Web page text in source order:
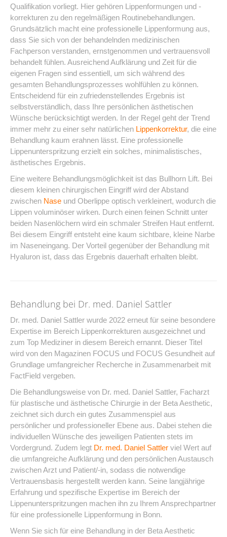
Qualifikation vorliegt. Hier gehören Lippenformungen und -
korrekturen zu den regelmäßigen Routinebehandlungen.
Grundsätzlich macht eine professionelle Lippenformung aus,
dass Sie sich von der behandelnden medizinischen
Fachperson verstanden, ernstgenommen und vertrauensvoll
behandelt fühlen. Ausreichend Aufklärung und Zeit für die
eigenen Fragen sind essentiell, um sich während des
gesamten Behandlungsprozesses wohlfühlen zu können.
Entscheidend für ein zufriedenstellendes Ergebnis ist
selbstverständlich, dass Ihre persönlichen ästhetischen
Wünsche berücksichtigt werden. In der Regel geht der Trend
immer mehr zu einer sehr natürlichen Lippenkorrektur, die eine
Behandlung kaum erahnen lässt. Eine professionelle
Lippenunterspritzung erzielt ein solches, minimalistisches,
ästhetisches Ergebnis.
Eine weitere Behandlungsmöglichkeit ist das Bullhorn Lift. Bei
diesem kleinen chirurgischen Eingriff wird der Abstand
zwischen Nase und Oberlippe optisch verkleinert, wodurch die
Lippen voluminöser wirken. Durch einen feinen Schnitt unter
beiden Nasenlöchern wird ein schmaler Streifen Haut entfernt.
Bei diesem Eingriff entsteht eine kaum sichtbare, kleine Narbe
im Naseneingang. Der Vorteil gegenüber der Behandlung mit
Hyaluron ist, dass das Ergebnis dauerhaft erhalten bleibt.
Behandlung bei Dr. med. Daniel Sattler
Dr. med. Daniel Sattler wurde 2022 erneut für seine besondere
Expertise im Bereich Lippenkorrekturen ausgezeichnet und
zum Top Mediziner in diesem Bereich ernannt. Dieser Titel
wird von den Magazinen FOCUS und FOCUS Gesundheit auf
Grundlage umfangreicher Recherche in Zusammenarbeit mit
FactField vergeben.
Die Behandlungsweise von Dr. med. Daniel Sattler, Facharzt
für plastische und ästhetische Chirurgie in der Beta Aesthetic,
zeichnet sich durch ein gutes Zusammenspiel aus
persönlicher und professioneller Ebene aus. Dabei stehen die
individuellen Wünsche des jeweiligen Patienten stets im
Vordergrund. Zudem legt Dr. med. Daniel Sattler viel Wert auf
die umfangreiche Aufklärung und den persönlichen Austausch
zwischen Arzt und Patient/-in, sodass die notwendige
Vertrauensbasis hergestellt werden kann. Seine langjährige
Erfahrung und spezifische Expertise im Bereich der
Lippenunterspritzungen machen ihn zu Ihrem Ansprechpartner
für eine professionelle Lippenformung in Bonn.
Wenn Sie sich für eine Behandlung in der Beta Aesthetic